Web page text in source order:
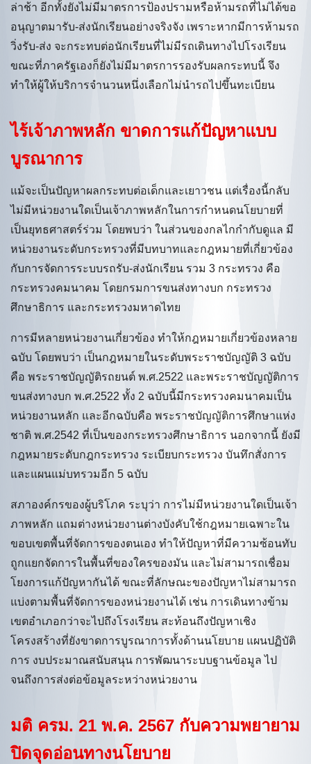
ล่าช้า อีกทั้งยังไม่มีมาตรการป้องปรามหรือห้ามรถที่ไม่ได้ขอ
อนุญาตมารับ-ส่งนักเรียนอย่างจริงจัง เพราะหากมีการห้ามรถ
วิ่งรับ-ส่ง จะกระทบต่อนักเรียนที่ไม่มีรถเดินทางไปโรงเรียน
ขณะที่ภาครัฐเองก็ยังไม่มีมาตรการรองรับผลกระทบนี้ จึง
ทำให้ผู้ให้บริการจำนวนหนึ่งเลือกไม่นำรถไปขึ้นทะเบียน
ไร้เจ้าภาพหลัก ขาดการแก้ปัญหาแบบ
บูรณาการ
แม้จะเป็นปัญหาผลกระทบต่อเด็กและเยาวชน แต่เรื่องนี้กลับ
ไม่มีหน่วยงานใดเป็นเจ้าภาพหลักในการกำหนดนโยบายที่
เป็นยุทธศาสตร์ร่วม โดยพบว่า ในส่วนของกลไกกำกับดูแล มี
หน่วยงานระดับกระทรวงที่มีบทบาทและกฎหมายที่เกี่ยวข้อง
กับการจัดการระบบรถรับ-ส่งนักเรียน รวม 3 กระทรวง คือ
กระทรวงคมนาคม โดยกรมการขนส่งทางบก กระทรวง
ศึกษาธิการ และกระทรวงมหาดไทย
การมีหลายหน่วยงานเกี่ยวข้อง ทำให้กฎหมายเกี่ยวข้องหลาย
ฉบับ โดยพบว่า เป็นกฎหมายในระดับพระราชบัญญัติ 3 ฉบับ
คือ พระราชบัญญัติรถยนต์ พ.ศ.2522 และพระราชบัญญัติการ
ขนส่งทางบก พ.ศ.2522 ทั้ง 2 ฉบับนี้มีกระทรวงคมนาคมเป็น
หน่วยงานหลัก และอีกฉบับคือ พระราชบัญญัติการศึกษาแห่ง
ชาติ พ.ศ.2542 ที่เป็นของกระทรวงศึกษาธิการ นอกจากนี้ ยังมี
กฎหมายระดับกฎกระทรวง ระเบียบกระทรวง บันทึกสั่งการ
และแผนแม่บทรวมอีก 5 ฉบับ
สภาองค์กรของผู้บริโภค ระบุว่า การไม่มีหน่วยงานใดเป็นเจ้า
ภาพหลัก แถมต่างหน่วยงานต่างบังคับใช้กฎหมายเฉพาะใน
ขอบเขตพื้นที่จัดการของตนเอง ทำให้ปัญหาที่มีความซ้อนทับ
ถูกแยกจัดการในพื้นที่ของใครของมัน และไม่สามารถเชื่อม
โยงการแก้ปัญหากันได้ ขณะที่ลักษณะของปัญหาไม่สามารถ
แบ่งตามพื้นที่จัดการของหน่วยงานได้ เช่น การเดินทางข้าม
เขตอำเภอกว่าจะไปถึงโรงเรียน สะท้อนถึงปัญหาเชิง
โครงสร้างที่ยังขาดการบูรณาการทั้งด้านนโยบาย แผนปฏิบัติ
การ งบประมาณสนับสนุน การพัฒนาระบบฐานข้อมูล ไป
จนถึงการส่งต่อข้อมูลระหว่างหน่วยงาน
มติ ครม. 21 พ.ค. 2567 กับความพยายาม
ปิดจุดอ่อนทางนโยบาย